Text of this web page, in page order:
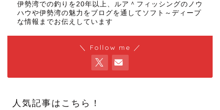
伊勢湾での釣りを20年以上、ルア＾フィッシングのノウ
ハウや伊勢湾の魅力をブログを通してソフト～ディープ
な情報までお伝えしています
＼ Follow me ／
人気記事はこちら！